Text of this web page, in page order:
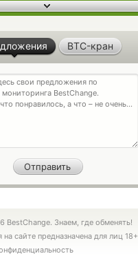
BTC-кран
BestChange. Знаем, где обменять!
сайте предназначена для лиц 18+